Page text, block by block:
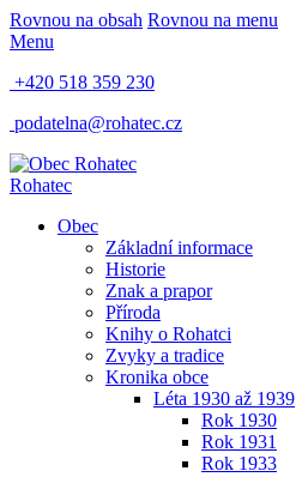
Rovnou na obsah Rovnou na menu
Menu
+420 518 359 230
podatelna@rohatec.cz
Rohatec
Obec
Základní informace
Historie
Znak a prapor
Příroda
Knihy o Rohatci
Zvyky a tradice
Kronika obce
Léta 1930 až 1939
Rok 1930
Rok 1931
Rok 1933